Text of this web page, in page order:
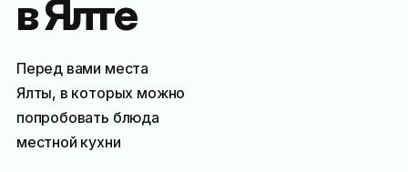
в Ялте
Перед вами места
Ялты, в которых можно
попробовать блюда
местной кухни